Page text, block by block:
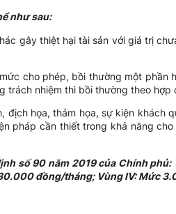
như sau:
gây thiệt hại tài sản với giá trị
cho phép, bồi thường một phần
nhiệm thì bồi thường theo hợp
họa, thảm họa, sự kiện khách
pháp cần thiết trong khả năng
số 90 năm 2019 của Chính
đồng/tháng; Vùng IV: Mức